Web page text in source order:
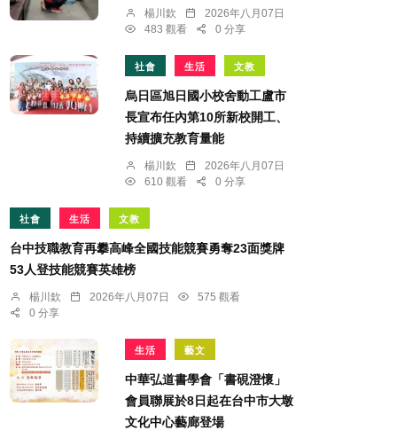
楊川欽
2026年八月07日
483 觀看
0 分享
社會 生活 文教
烏日區旭日國小校舍動工盧市
長宣布任內第10所新校開工、
持續擴充教育量能
楊川欽
2026年八月07日
610 觀看
0 分享
社會 生活 文教
台中技職教育再攀高峰全國技能競賽勇奪23面獎牌
53人登技能競賽英雄榜
楊川欽 2026年八月07日
575 觀看
0 分享
生活 藝文
中華弘道書學會「書硯澄懷」
會員聯展於8日起在台中市大墩
文化中心藝廊登場